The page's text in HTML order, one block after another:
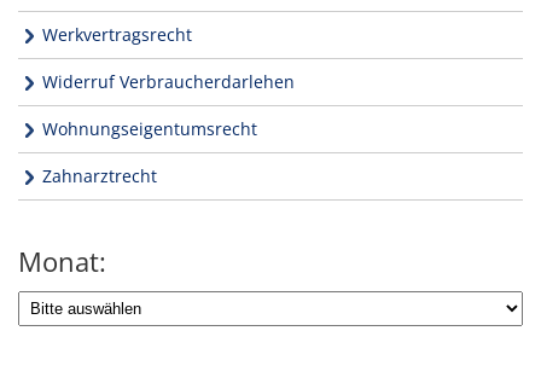
Werkvertragsrecht
Widerruf Verbraucherdarlehen
Wohnungseigentumsrecht
Zahnarztrecht
Monat: